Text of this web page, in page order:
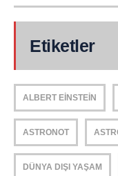
Etiketler
ALBERT EINSTEIN
ASTRONOT
DÜNYA DIŞI YAŞAM